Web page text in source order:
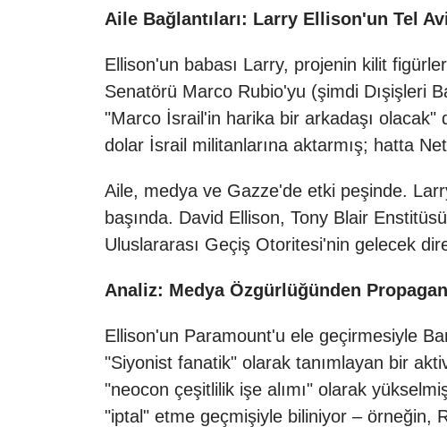
Aile Bağlantıları: Larry Ellison'un Tel
Ellison'un babası Larry, projenin kilit
Senatörü Marco Rubio'yu (şimdi Dışişleri
"Marco İsrail'in harika bir arkadaşı olacak"
dolar İsrail militanlarına aktarmış; hatta
Aile, medya ve Gazze'de etki peşinde.
başında. David Ellison, Tony Blair
Uluslararası Geçiş Otoritesi'nin gelecek
Analiz: Medya Özgürlüğünden
Ellison'un Paramount'u ele geçirmesiyle
"Siyonist fanatik" olarak tanımlayan bir
"neocon çeşitlilik işe alımı" olarak
"iptal" etme geçmişiyle biliniyor – örneğin,